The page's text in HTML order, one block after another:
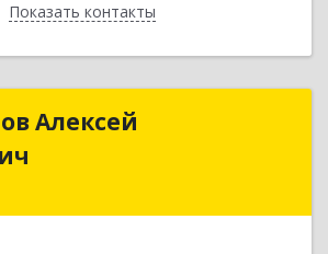
Показать контакты
Назад
Алексей
ИП Смирнов Алексей